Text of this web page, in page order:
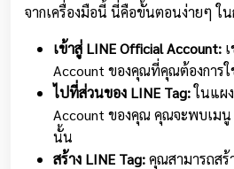
จากเครื่องมือนี้ นี่คือขั้นตอนง่ายๆ ใน
เข้าสู่ LINE Official Account:
Account ของคุณที่คุณต้องการใ
ไปที่ส่วนของ LINE Tag:ในแผ
Account ของคุณ คุณจะพบเมนู
นั้น
สร้าง LINE Tag:คุณสามารถสร้